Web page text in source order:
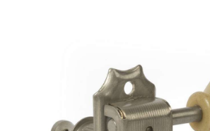
Оставить отзыв